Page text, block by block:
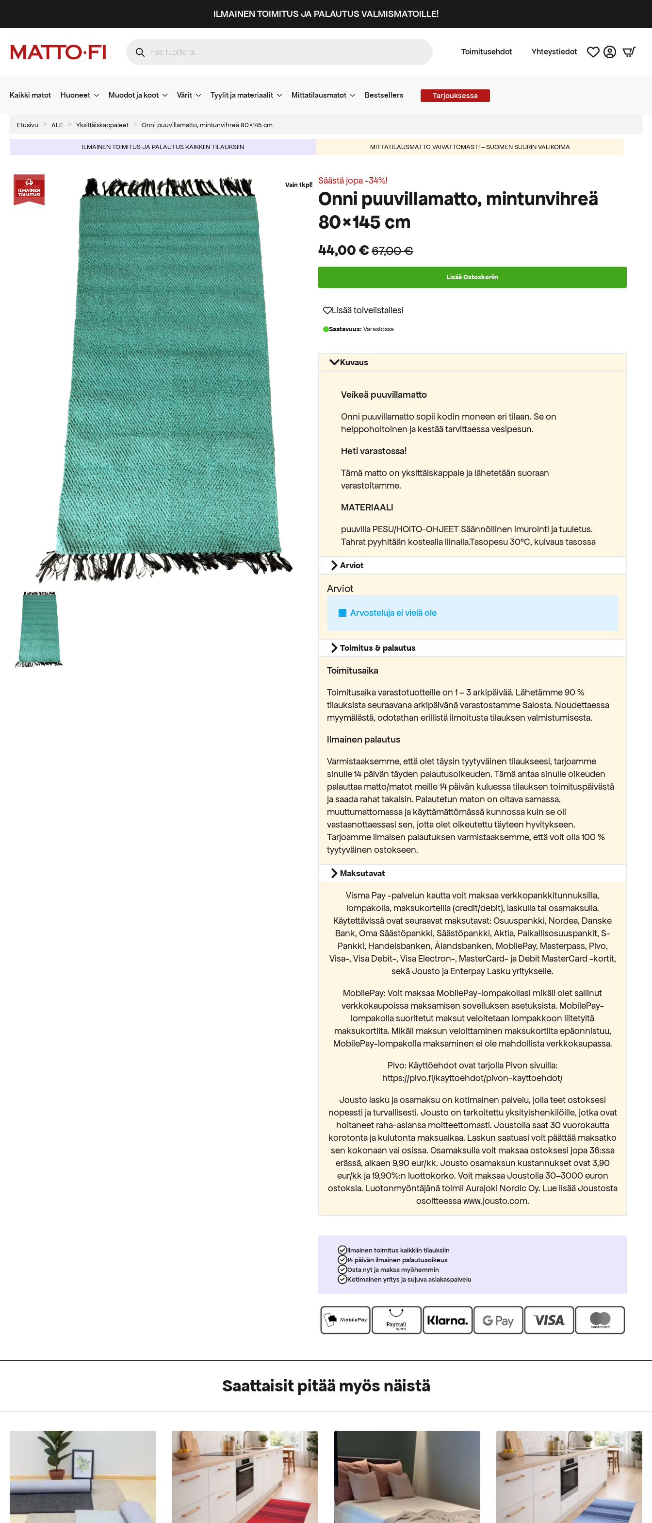
ILMAINEN TOIMITUS JA PALAUTUS VALMISMATOILLE!
search
Toimitusehdot Yhteystiedot
Kaikki matot Huoneet Muodot ja koot Värit Tyylit ja materiaalit Mittatilausmatot Bestsellers Tarjouksessa
Etusivu ALE Yksittäiskappaleet Onni puuvillamatto, mintunvihreä 80×145 cm
ILMAINEN TOIMITUS JA PALAUTUS KAIKKIIN TILAUKSIIN MITTATILAUSMATTO VAIVATTOMASTI – SUOMEN SUURIN VALIKOIMA
-34% Vain 1kpl! Säästä jopa -34%!
Onni puuvillamatto, mintunvihreä
80×145 cm
67,00€
Alkuperäinen
oli:
67,00 €.
44,00€
Nykyinen
on:
44,00 €.
Lisää Ostoskoriin
Lisää toivelistallesi
Saatavuus: Varastossa
Kuvaus
Veikeä puuvillamatto
Onni puuvillamatto sopii kodin moneen eri tilaan. Se on
helppohoitoinen ja kestää tarvittaessa vesipesun.
Heti varastossa!
Tämä matto on yksittäiskappale ja lähetetään suoraan
varastoltamme.
MATERIAALI
puuvilla PESU/HOITO-OHJEET Säännöllinen imurointi ja tuuletus.
Tahrat pyyhitään kostealla liinalla.Tasopesu 30°C, kuivaus tasossa
Arviot
Arviot
Arvosteluja ei vielä ole
Toimitus & palautus
Toimitusaika
Toimitusaika varastotuotteille on 1 – 3 arkipäivää. Lähetämme 90 %
tilauksista seuraavana arkipäivänä varastostamme Salosta. Noudettaessa
myymälästä, odotathan erillistä ilmoitusta tilauksen valmistumisesta.
Ilmainen palautus
Varmistaaksemme, että olet täysin tyytyväinen tilaukseesi, tarjoamme
sinulle 14 päivän täyden palautusoikeuden. Tämä antaa sinulle oikeuden
palauttaa matto/matot meille 14 päivän kuluessa tilauksen toimituspäivästä
ja saada rahat takaisin. Palautetun maton on oltava samassa,
muuttumattomassa ja käyttämättömässä kunnossa kuin se oli
vastaanottaessasi sen, jotta olet oikeutettu täyteen hyvitykseen.
Tarjoamme ilmaisen palautuksen varmistaaksemme, että voit olla 100 %
tyytyväinen ostokseen.
Maksutavat
Visma Pay -palvelun kautta voit maksaa verkkopankkitunnuksilla,
lompakolla, maksukorteilla (credit/debit), laskulla tai osamaksulla.
Käytettävissä ovat seuraavat maksutavat: Osuuspankki, Nordea, Danske
Bank, Oma Säästöpankki, Säästöpankki, Aktia, Paikallisosuuspankit, S-
Pankki, Handelsbanken, Ålandsbanken, MobilePay, Masterpass, Pivo,
Visa-, Visa Debit-, Visa Electron-, MasterCard- ja Debit MasterCard -kortit,
sekä Jousto ja Enterpay Lasku yritykselle.
MobilePay: Voit maksaa MobilePay-lompakollasi mikäli olet sallinut
verkkokaupoissa maksamisen sovelluksen asetuksista. MobilePay-
lompakolla suoritetut maksut veloitetaan lompakkoon liitetyltä
maksukortilta. Mikäli maksun veloittaminen maksukortilta epäonnistuu,
MobilePay-lompakolla maksaminen ei ole mahdollista verkkokaupassa.
Pivo: Käyttöehdot ovat tarjolla Pivon sivuilla:
https://pivo.fi/kayttoehdot/pivon-kayttoehdot/
Jousto lasku ja osamaksu on kotimainen palvelu, jolla teet ostoksesi
nopeasti ja turvallisesti. Jousto on tarkoitettu yksityishenkilöille, jotka ovat
hoitaneet raha-asiansa moitteettomasti. Joustolla saat 30 vuorokautta
korotonta ja kulutonta maksuaikaa. Laskun saatuasi voit päättää maksatko
sen kokonaan vai osissa. Osamaksulla voit maksaa ostoksesi jopa 36:ssa
erässä, alkaen 9,90 eur/kk. Jousto osamaksun kustannukset ovat 3,90
eur/kk ja 19,90%:n luottokorko. Voit maksaa Joustolla 30–3000 euron
ostoksia. Luotonmyöntäjänä toimii Aurajoki Nordic Oy. Lue lisää Joustosta
osoitteessa www.jousto.com.
Ilmainen toimitus kaikkiin tilauksiin
14 päivän ilmainen palautusoikeus
Osta nyt ja maksa myöhemmin
Kotimainen yritys ja sujuva asiakaspalvelu
Saattaisit pitää myös näistä